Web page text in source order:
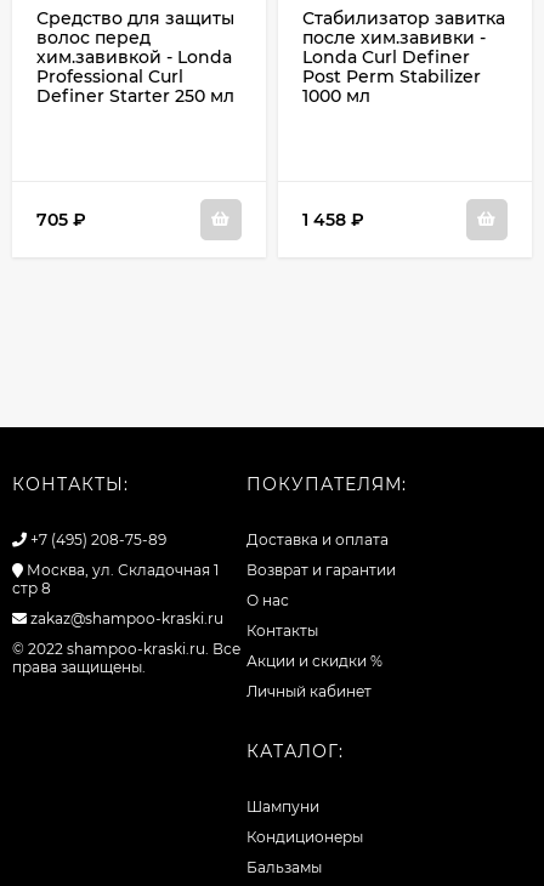
Средство для защиты
волос перед
хим.завивкой - Londa
Professional Curl
Definer Starter 250 мл
705 ₽
Стабилизатор завитка
после хим.завивки -
Londa Curl Definer
Post Perm Stabilizer
1000 мл
1 458 ₽
КОНТАКТЫ:
+7 (495) 208-75-89
Москва, ул. Складочная 1
стр 8
zakaz@shampoo-kraski.ru
© 2022 shampoo-kraski.ru. Все
права защищены.
ПОКУПАТЕЛЯМ:
Доставка и оплата
Возврат и гарантии
О нас
Контакты
Акции и скидки %
Личный кабинет
КАТАЛОГ:
Шампуни
Кондиционеры
Бальзамы